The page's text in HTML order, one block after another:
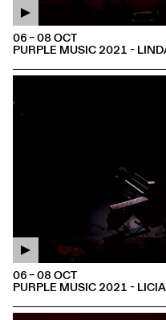
PURPLE MUSIC 2021 -
06 – 08 OCT
PURPLE MUSIC 2021 -
06 – 08 OCT